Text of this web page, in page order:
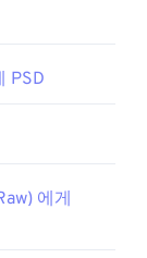
PSD
에게